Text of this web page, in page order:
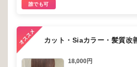
誰でも可
カット・Siaカラー・髪質改
18,000円